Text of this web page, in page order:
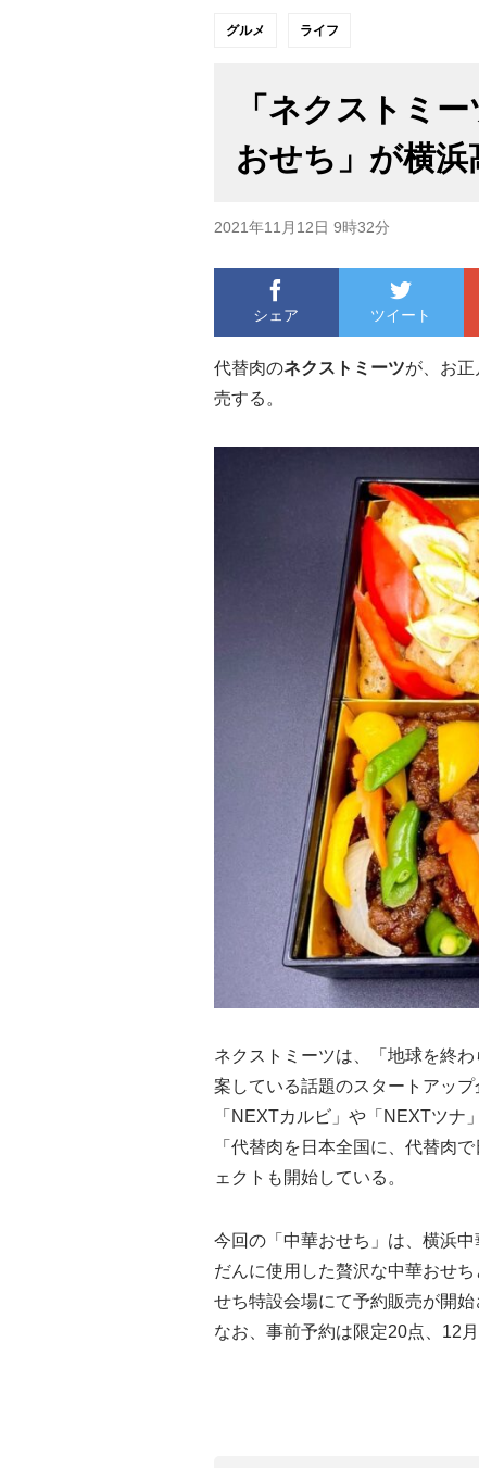
グルメ ライフ
「ネクストミ
おせち」が横浜
2021年11月12日 9時32分
シェア ツイート
代替肉のネクストミーツが、お正
売する。
ネクストミーツは、「地球を終
案している話題のスタートアップ
「NEXTカルビ」や「NEXTツナ
「代替肉を日本全国に、代替肉
ェクトも開始している。
今回の「中華おせち」は、横浜
だんに使用した贅沢な中華おせ
せち特設会場にて予約販売が開始
なお、事前予約は限定20点、12